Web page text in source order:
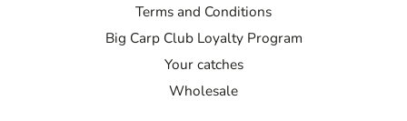
Terms and Conditions
Big Carp Club Loyalty Program
Your catches
Wholesale